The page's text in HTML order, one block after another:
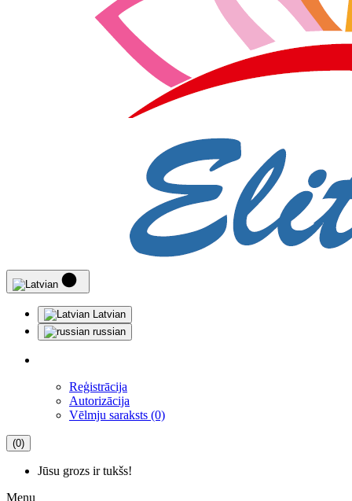
Latvian
russian
Reģistrācija
Autorizācija
Vēlmju saraksts (0)
(0)
Jūsu grozs ir tukšs!
Menu